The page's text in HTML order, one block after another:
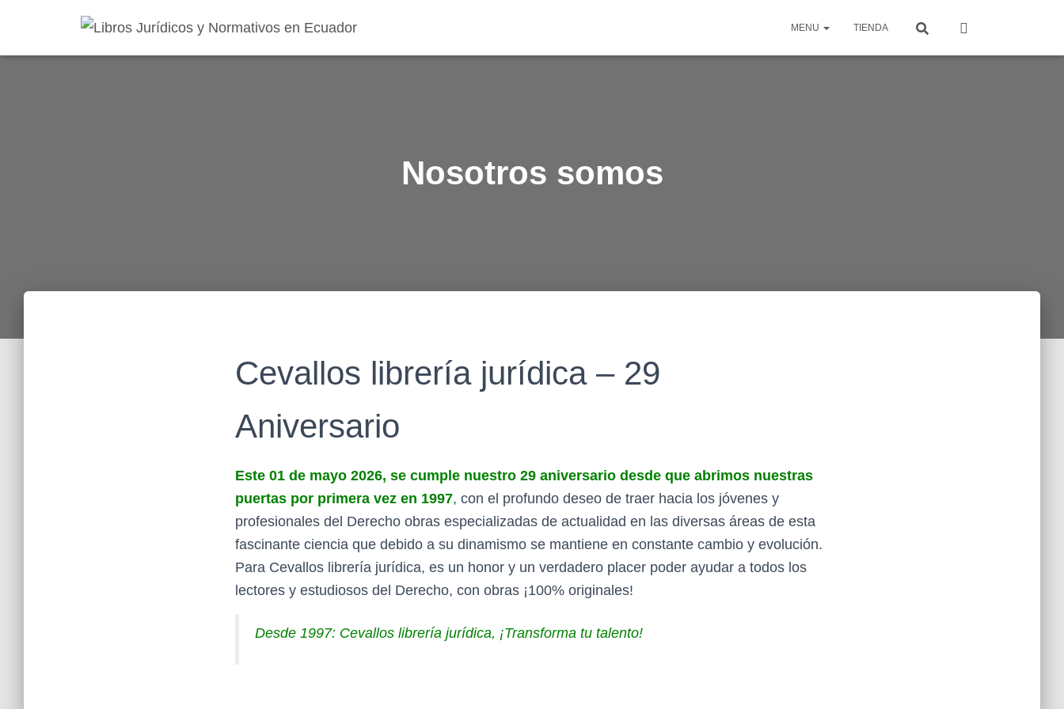
MENU TIENDA
Nosotros somos
Cevallos librería jurídica – 29
Aniversario
Este 01 de mayo 2026, se cumple nuestro 29 aniversario desde que abrimos nuestras
puertas por primera vez en 1997, con el profundo deseo de traer hacia los jóvenes y
profesionales del Derecho obras especializadas de actualidad en las diversas áreas de esta
fascinante ciencia que debido a su dinamismo se mantiene en constante cambio y evolución.
Para Cevallos librería jurídica, es un honor y un verdadero placer poder ayudar a todos los
lectores y estudiosos del Derecho, con obras ¡100% originales!
Desde 1997: Cevallos librería jurídica, ¡Transforma tu talento!